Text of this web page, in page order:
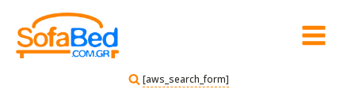
[aws_search_form]